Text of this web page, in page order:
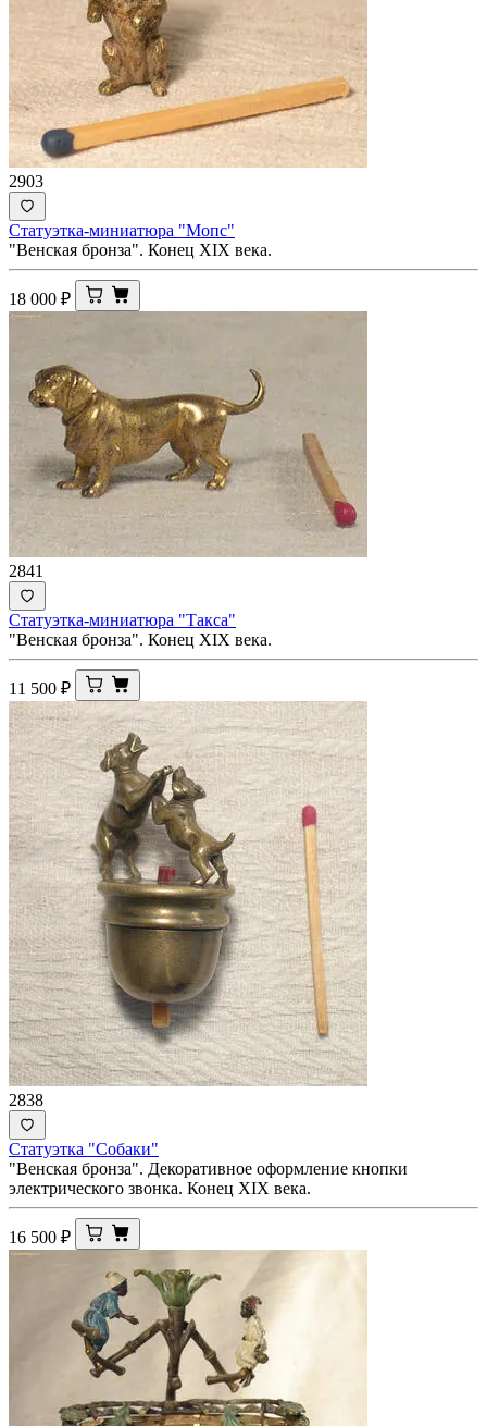
2903
Статуэтка-миниатюра "Мопс"
"Венская бронза". Конец XIX века.
18 000 ₽
2841
Статуэтка-миниатюра "Такса"
"Венская бронза". Конец XIX века.
11 500 ₽
2838
Статуэтка "Собаки"
"Венская бронза". Декоративное оформление кнопки
электрического звонка. Конец XIX века.
16 500 ₽